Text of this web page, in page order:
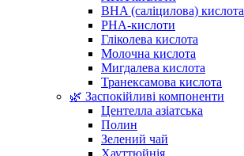
BHA (саліцилова) кислота
PHA-кислоти
Гліколева кислота
Молочна кислота
Мигдалева кислота
Транексамова кислота
🌿 Заспокійливі компоненти
Центелла азіатська
Полин
Зелений чай
Хауттюйнія